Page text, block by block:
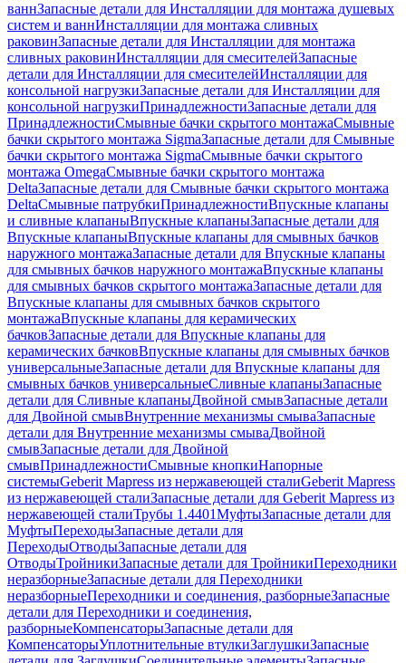
ваннЗапасные детали для Инсталляции для монтажа душевых
систем и ваннИнсталляции для монтажа сливных
раковинЗапасные детали для Инсталляции для монтажа
сливных раковинИнсталляции для смесителейЗапасные
детали для Инсталляции для смесителейИнсталляции для
консольной нагрузкиЗапасные детали для Инсталляции для
консольной нагрузкиПринадлежностиЗапасные детали для
ПринадлежностиСмывные бачки скрытого монтажаСмывные
бачки скрытого монтажа SigmaЗапасные детали для Смывные
бачки скрытого монтажа SigmaСмывные бачки скрытого
монтажа OmegaСмывные бачки скрытого монтажа
DeltaЗапасные детали для Смывные бачки скрытого монтажа
DeltaСмывные патрубкиПринадлежностиВпускные клапаны
и сливные клапаныВпускные клапаныЗапасные детали для
Впускные клапаныВпускные клапаны для смывных бачков
наружного монтажаЗапасные детали для Впускные клапаны
для смывных бачков наружного монтажаВпускные клапаны
для смывных бачков скрытого монтажаЗапасные детали для
Впускные клапаны для смывных бачков скрытого
монтажаВпускные клапаны для керамических
бачковЗапасные детали для Впускные клапаны для
керамических бачковВпускные клапаны для смывных бачков
универсальныеЗапасные детали для Впускные клапаны для
смывных бачков универсальныеСливные клапаныЗапасные
детали для Сливные клапаныДвойной смывЗапасные детали
для Двойной смывВнутренние механизмы смываЗапасные
детали для Внутренние механизмы смываДвойной
смывЗапасные детали для Двойной
смывПринадлежностиСмывные кнопкиНапорные
системыGeberit Mapress из нержавеющей сталиGeberit Mapress
из нержавеющей сталиЗапасные детали для Geberit Mapress из
нержавеющей сталиТрубы 1.4401МуфтыЗапасные детали для
МуфтыПереходыЗапасные детали для
ПереходыОтводыЗапасные детали для
ОтводыТройникиЗапасные детали для ТройникиПереходники
неразборныеЗапасные детали для Переходники
неразборныеПереходники и соединения, разборныеЗапасные
детали для Переходники и соединения,
разборныеКомпенсаторыЗапасные детали для
КомпенсаторыУплотнительные втулкиЗаглушкиЗапасные